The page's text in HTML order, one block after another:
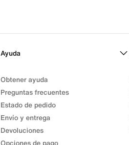
Ayuda
Obtener ayuda
Preguntas frecuentes
Estado de pedido
Envío y entrega
Devoluciones
Opciones de pago